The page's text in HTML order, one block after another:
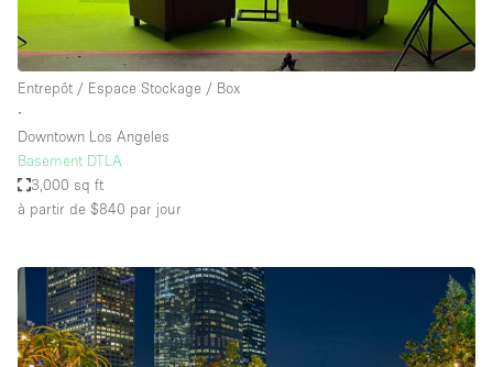
Entrepôt / Espace Stockage / Box
∙
Downtown Los Angeles
Basement DTLA
3,000 sq ft
à partir de $840 par jour